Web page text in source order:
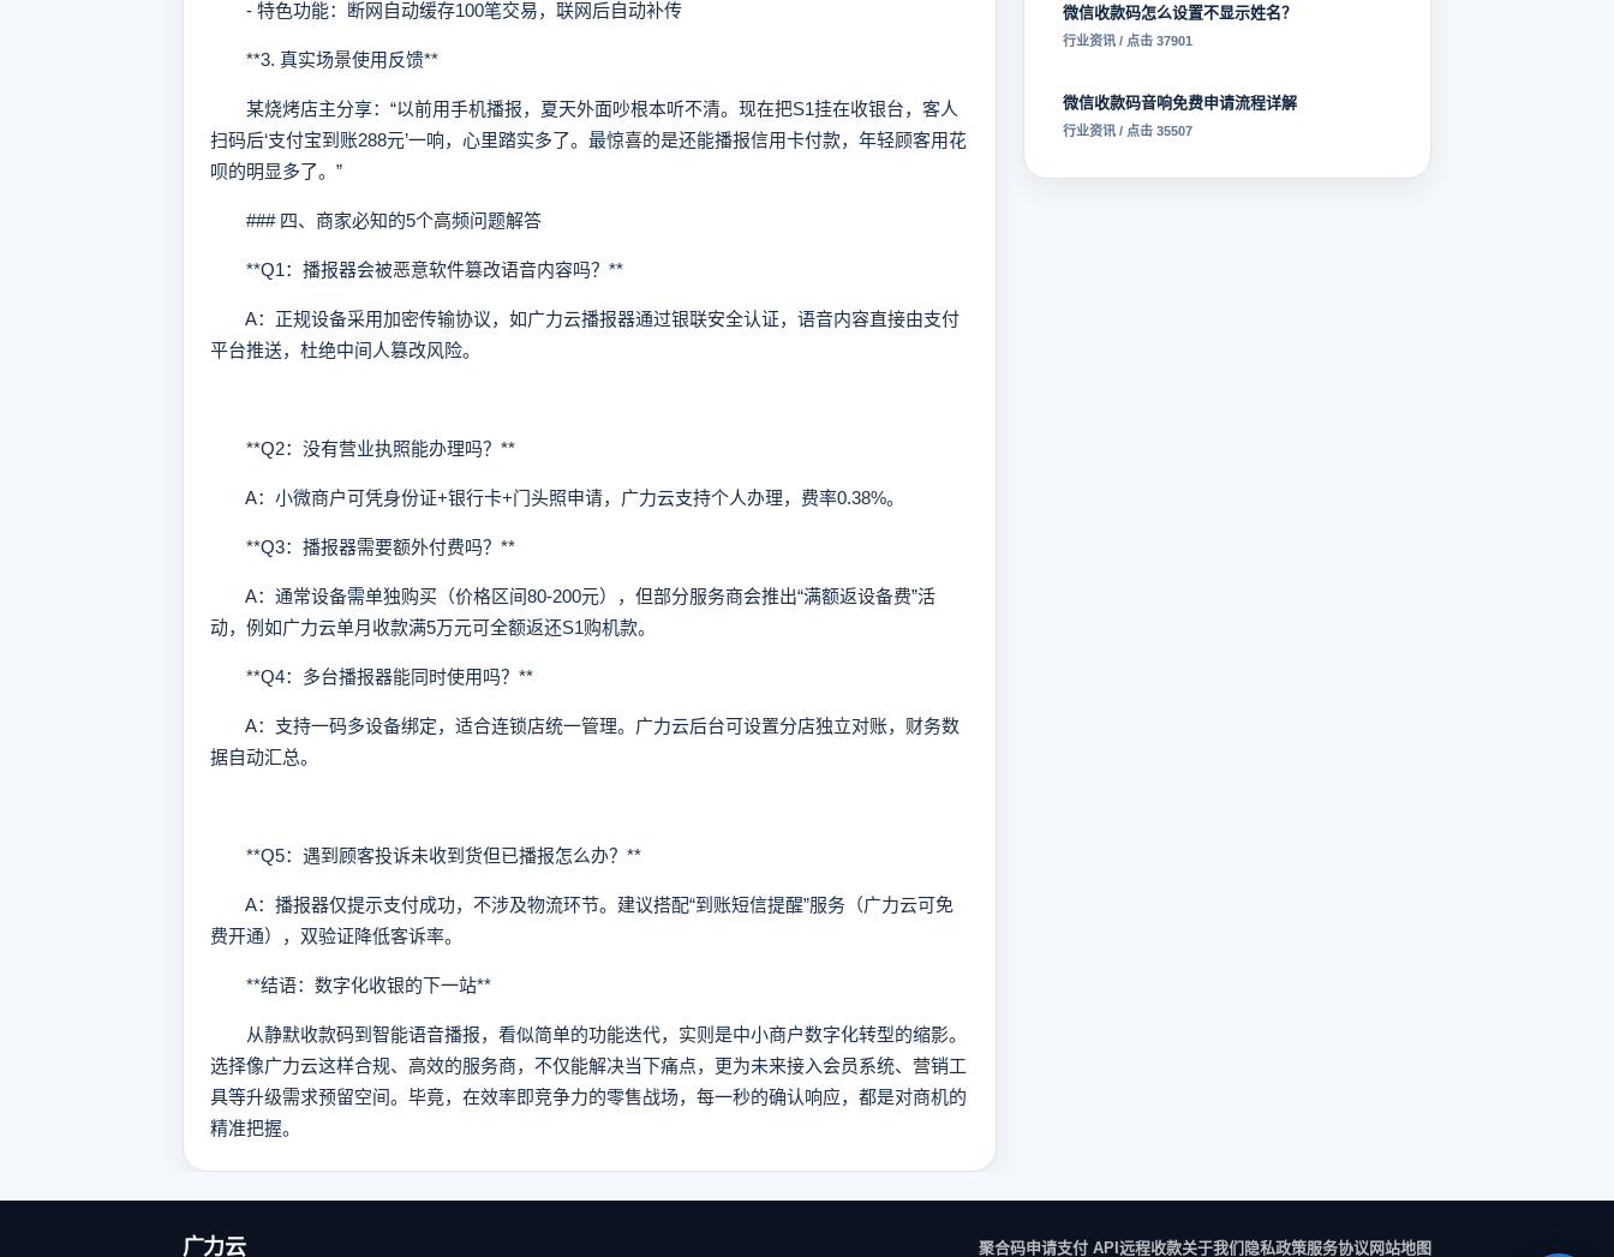
- 特色功能：断网自动缓存100笔交易，联网后自动补传
**3. 真实场景使用反馈**
某烧烤店主分享：“以前用手机播报，夏天外面吵根本听不清。现在把S1挂在收银台，客人
扫码后‘支付宝到账288元’一响，心里踏实多了。最惊喜的是还能播报信用卡付款，年轻顾客用花
呗的明显多了。”
### 四、商家必知的5个高频问题解答
**Q1：播报器会被恶意软件篡改语音内容吗？**
A：正规设备采用加密传输协议，如广力云播报器通过银联安全认证，语音内容直接由支付
平台推送，杜绝中间人篡改风险。
**Q2：没有营业执照能办理吗？**
A：小微商户可凭身份证+银行卡+门头照申请，广力云支持个人办理，费率0.38%。
**Q3：播报器需要额外付费吗？**
A：通常设备需单独购买（价格区间80-200元），但部分服务商会推出“满额返设备费”活
动，例如广力云单月收款满5万元可全额返还S1购机款。
**Q4：多台播报器能同时使用吗？**
A：支持一码多设备绑定，适合连锁店统一管理。广力云后台可设置分店独立对账，财务数
据自动汇总。
**Q5：遇到顾客投诉未收到货但已播报怎么办？**
A：播报器仅提示支付成功，不涉及物流环节。建议搭配“到账短信提醒”服务（广力云可免
费开通），双验证降低客诉率。
**结语：数字化收银的下一站**
从静默收款码到智能语音播报，看似简单的功能迭代，实则是中小商户数字化转型的缩影。
选择像广力云这样合规、高效的服务商，不仅能解决当下痛点，更为未来接入会员系统、营销工
具等升级需求预留空间。毕竟，在效率即竞争力的零售战场，每一秒的确认响应，都是对商机的
精准把握。
微信收款码怎么设置不显示姓名？
行业资讯 / 点击 37901
微信收款码音响免费申请流程详解
行业资讯 / 点击 35507
广力云 聚合码申请支付 API远程收款关于我们隐私政策服务协议网站地图